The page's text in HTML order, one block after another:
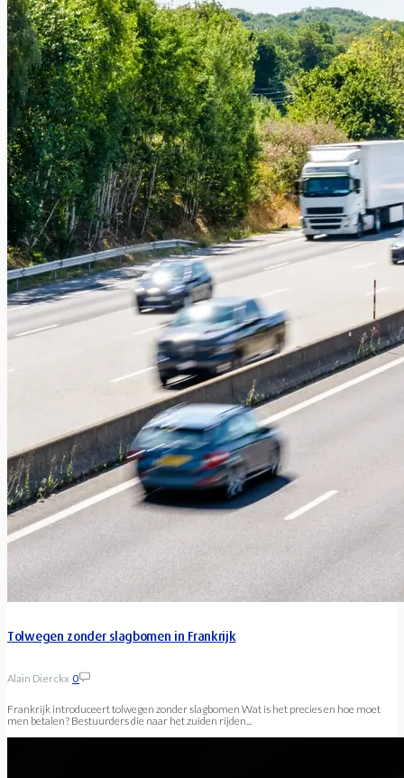
Tolwegen zonder slagbomen in Frankrijk
Alain Dierckx 0
Frankrijk introduceert tolwegen zonder slagbomen Wat is het precies en hoe moet
men betalen? Bestuurders die naar het zuiden rijden...